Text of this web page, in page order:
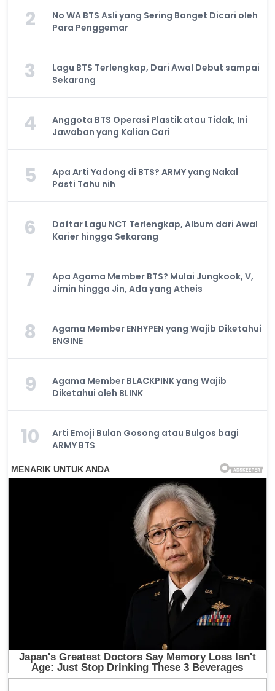
2
No WA BTS Asli yang Sering Banget Dicari oleh
Para Penggemar
3
Lagu BTS Terlengkap, Dari Awal Debut sampai
Sekarang
4
Anggota BTS Operasi Plastik atau Tidak, Ini
Jawaban yang Kalian Cari
5
Apa Arti Yadong di BTS? ARMY yang Nakal
Pasti Tahu nih
6
Daftar Lagu NCT Terlengkap, Album dari Awal
Karier hingga Sekarang
7
Apa Agama Member BTS? Mulai Jungkook, V,
Jimin hingga Jin, Ada yang Atheis
8
Agama Member ENHYPEN yang Wajib Diketahui
ENGINE
9
Agama Member BLACKPINK yang Wajib
Diketahui oleh BLINK
10
Arti Emoji Bulan Gosong atau Bulgos bagi
ARMY BTS